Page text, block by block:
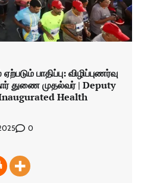
பாதிப்பு: விழிப்புணர்வு
துணை முதல்வர் | Deputy
Health
0